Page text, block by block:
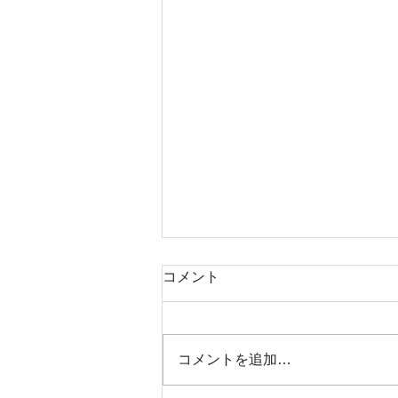
コメント
コメントを追加…